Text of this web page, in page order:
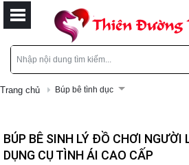
Trang chủ Búp bê tình dục
BÚP BÊ SINH LÝ ĐỒ CHƠI NGƯỜI
DỤNG CỤ TÌNH ÁI CAO CẤP